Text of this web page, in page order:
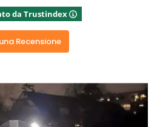
del tempo x una recensione
grazie ancora
da Trustindex
Recensione